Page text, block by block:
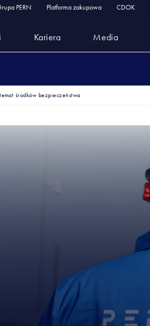
PERN Platforma zakupowa CDOK
Kariera Media
środków bezpieczeństwa